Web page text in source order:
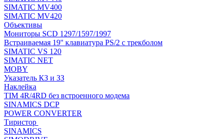
SIMATIC MV400
SIMATIC MV420
Объективы
Мониторы SCD 1297/1597/1997
Встраиваемая 19'' клавиатура PS/2 с трекболом
SIMATIC VS 120
SIMATIC NET
MOBY
Указатель КЗ и ЗЗ
Наклейка
TIM 4R/4RD без встроенного модема
SINAMICS DCP
POWER CONVERTER
Тиристор
SINAMICS